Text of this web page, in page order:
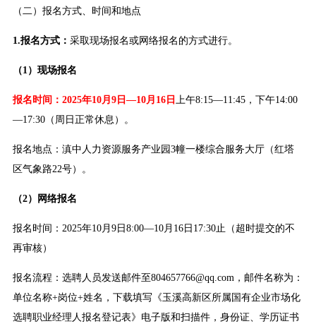
（二）报名方式、时间和地点
1.报名方式： 采取现场报名或网络报名的方式进行。
（1）现场报名
报名时间：2025年10月9日—10月16日 上午8:15—11:45，下午14:00
—17:30（周日正常休息）。
报名地点：滇中人力资源服务产业园3幢一楼综合服务大厅（红塔
区气象路22号）。
（2）网络报名
报名时间：2025年10月9日8:00—10月16日17:30止（超时提交的不
再审核）
报名流程：选聘人员发送邮件至804657766@qq.com，邮件名称为：
单位名称+岗位+姓名，下载填写《玉溪高新区所属国有企业市场化
选聘职业经理人报名登记表》电子版和扫描件，身份证、学历证书